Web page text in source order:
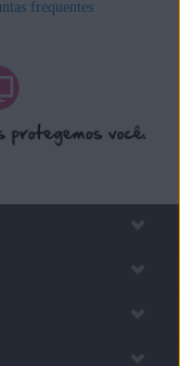
frequentes